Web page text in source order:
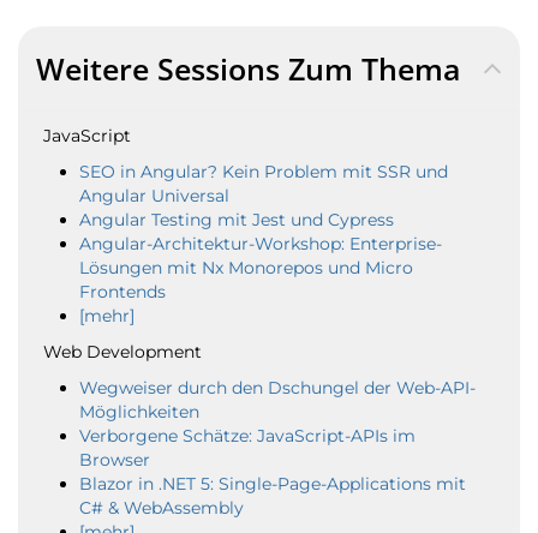
Weitere Sessions Zum Thema
JavaScript
SEO in Angular? Kein Problem mit SSR und
Angular Universal
Angular Testing mit Jest und Cypress
Angular-Architektur-Workshop: Enterprise-
Lösungen mit Nx Monorepos und Micro
Frontends
[mehr]
Web Development
Wegweiser durch den Dschungel der Web-API-
Möglichkeiten
Verborgene Schätze: JavaScript-APIs im
Browser
Blazor in .NET 5: Single-Page-Applications mit
C# & WebAssembly